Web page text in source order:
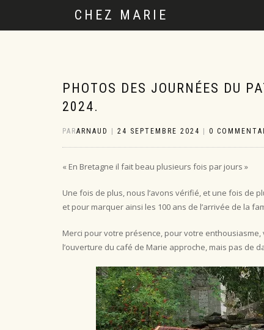
CHEZ MARIE
PHOTOS DES JOURNÉES DU
2024.
PARARNAUD 24 SEPTEMBRE 2024 0
« En Bretagne il fait beau plusieurs fois par jours »
Une fois de plus, nous l’avons vérifié, et une fois de
et pour marquer ainsi les 100 ans de l’arrivée de la
Merci pour votre présence, pour votre
l’ouverture du café de Marie approche, mais pas de